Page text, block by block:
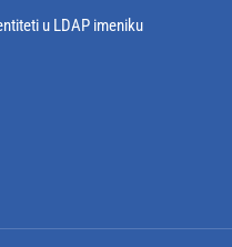
u LDAP imeniku